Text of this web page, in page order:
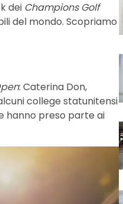
dei Champions Golf
del mondo. Scopriamo
: Caterina Don,
college statunitensi
hanno preso parte ai